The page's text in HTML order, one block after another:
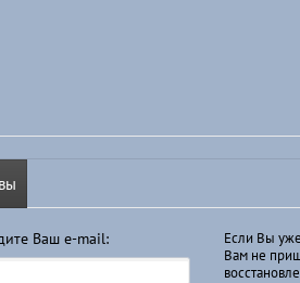
Ваш e-mail:
Если Вы
Вам не